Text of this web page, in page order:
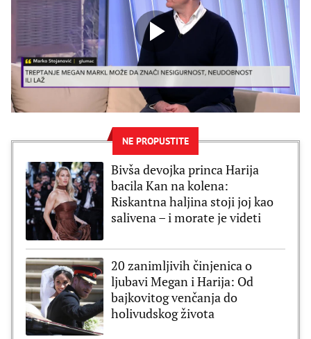
NE PROPUSTITE
Bivša devojka princa Harija
bacila Kan na kolena:
Riskantna haljina stoji joj kao
salivena – i morate je videti
20 zanimljivih činjenica o
ljubavi Megan i Harija: Od
bajkovitog venčanja do
holivudskog života